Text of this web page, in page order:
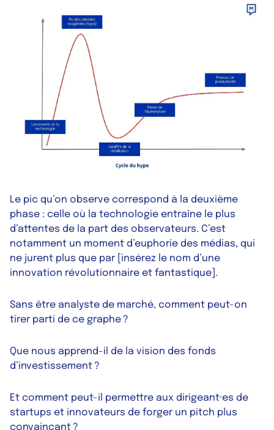
Le pic qu’on observe correspond à la deuxième
phase : celle où la technologie entraîne le plus
d’attentes de la part des observateurs. C’est
notamment un moment d’euphorie des médias, qui
ne jurent plus que par
[insérez le nom d’une
innovation révolutionnaire et fantastique] .
Sans être analyste de marché, comment peut-on
tirer parti de ce graphe ?
Que nous apprend-il de la vision des fonds
d’investissement ?
Et comment peut-il permettre aux dirigeant·es de
startups et innovateurs de forger un pitch plus
convaincant ?